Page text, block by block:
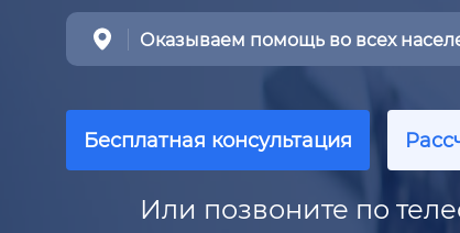
Оказываем помощь во всех
Бесплатная консультация
Или позвоните по